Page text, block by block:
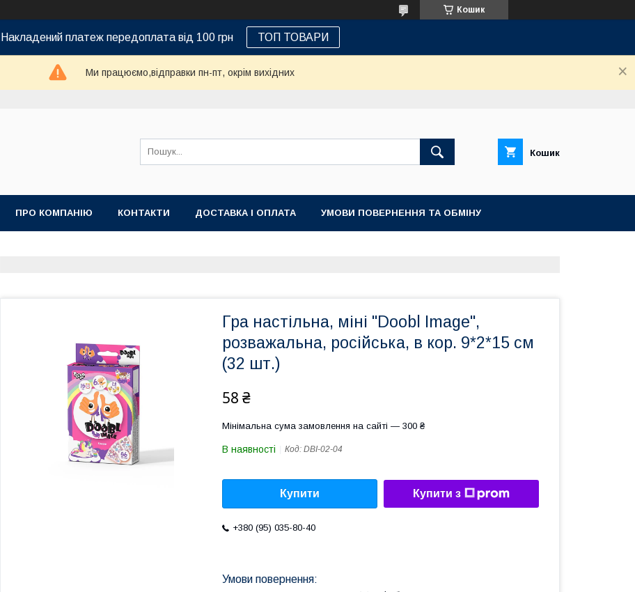
Кошик
Накладений платеж передоплата від 100 грн ТОП ТОВАРИ
Ми працюємо,відправки пн-пт, окрім вихідних
Кошик
ПРО КОМПАНІЮ КОНТАКТИ ДОСТАВКА І ОПЛАТА УМОВИ ПОВЕРНЕННЯ ТА ОБМІНУ
Гра настільна, міні "Doobl Image",
розважальна, російська, в кор. 9*2*15 см
(32 шт.)
58 ₴
Мінімальна сума замовлення на сайті — 300 ₴
В наявності Код: DBI-02-04
Купити Купити з
+380 (95) 035-80-40